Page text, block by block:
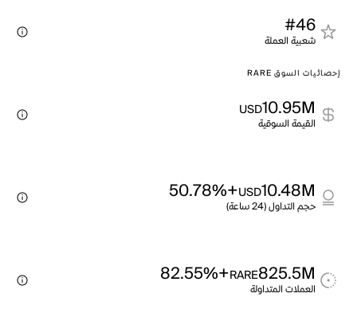
#46
شعبية العملة
إحصائيات السوق RARE
10.95M
USD
القيمة السوقية
10.48M
USD
+50.78%
حجم التداول (24 ساعة)
825.5M
RARE
+82.55%
العملات المتداولة